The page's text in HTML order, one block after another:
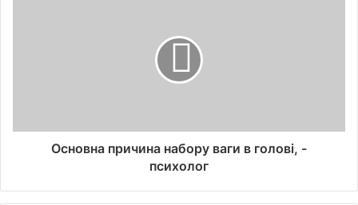
Основна причина набору ваги в голові, -
психолог